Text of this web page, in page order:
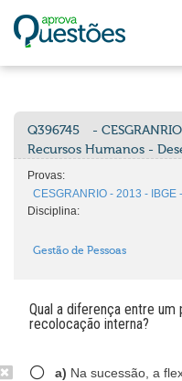
Q396745
-
Recursos Humanos -
Provas:
CESGRANRIO - 2013 -
Disciplina:
Gestão de Pessoas
Qual a diferença entre um
recolocação interna?
a) Na sucessão, a